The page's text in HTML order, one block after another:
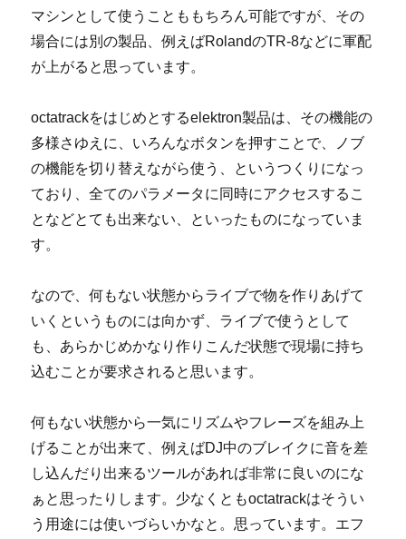
マシンとして使うことももちろん可能ですが、その
場合には別の製品、例えばRolandのTR-8などに軍配
が上がると思っています。
octatrackをはじめとするelektron製品は、その機能の
多様さゆえに、いろんなボタンを押すことで、ノブ
の機能を切り替えながら使う、というつくりになっ
ており、全てのパラメータに同時にアクセスするこ
となどとても出来ない、といったものになっていま
す。
なので、何もない状態からライブで物を作りあげて
いくというものには向かず、ライブで使うとして
も、あらかじめかなり作りこんだ状態で現場に持ち
込むことが要求されると思います。
何もない状態から一気にリズムやフレーズを組み上
げることが出来て、例えばDJ中のブレイクに音を差
し込んだり出来るツールがあれば非常に良いのにな
ぁと思ったりします。少なくともoctatrackはそうい
う用途には使いづらいかなと。思っています。エフ